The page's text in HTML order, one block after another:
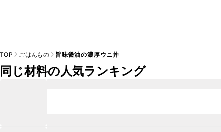
TOP ごはんもの 旨味醤油の濃厚ウニ丼
同じ材料の人気ランキング